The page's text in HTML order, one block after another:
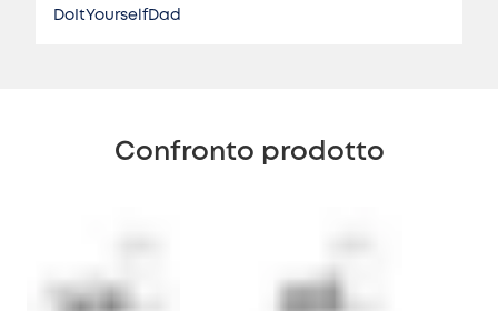
DoItYourselfDad
Confronto prodotto